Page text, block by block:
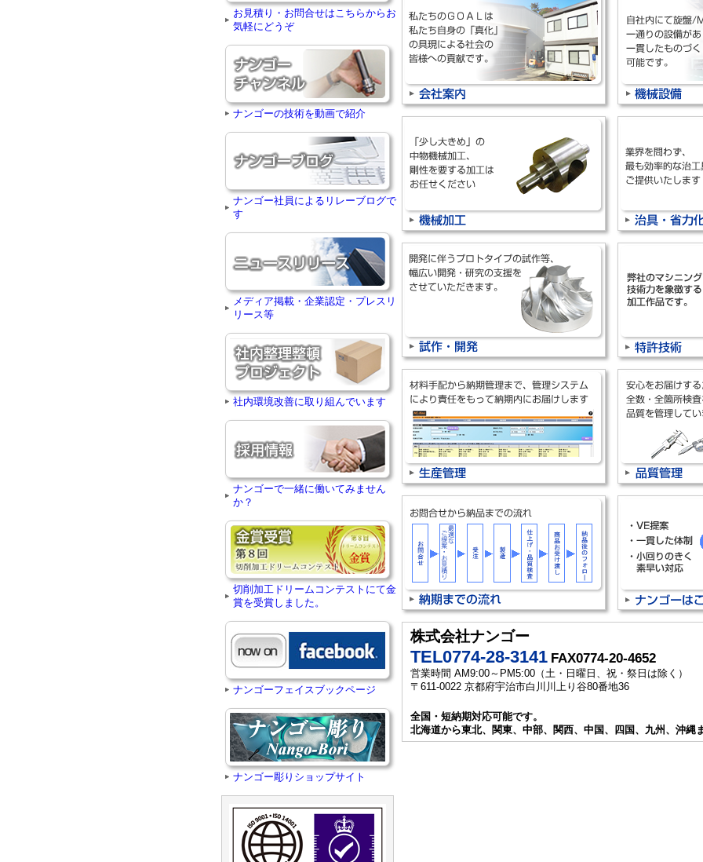
株式会社ナンゴー
TEL0774-28-3141 FAX0774-20-4652
営業時間 AM9:00～PM5:00（土・日曜日、祝・祭日は除く）
〒611-0022 京都府宇治市白川川上り谷80番地36
全国・短納期対応可能です。
北海道から東北、関東、中部、関西、中国、四国、九州、沖縄
お見積り・お問合せはこちらからお
気軽にどうぞ
ナンゴーの技術を動画で紹介
ナンゴー社員によるリレーブログで
す
メディア掲載・企業認定・プレスリ
リース等
社内環境改善に取り組んでいます
ナンゴーで一緒に働いてみません
か？
切削加工ドリームコンテストにて金
賞を受賞しました。
ナンゴーフェイスブックページ
ナンゴー彫りショップサイト